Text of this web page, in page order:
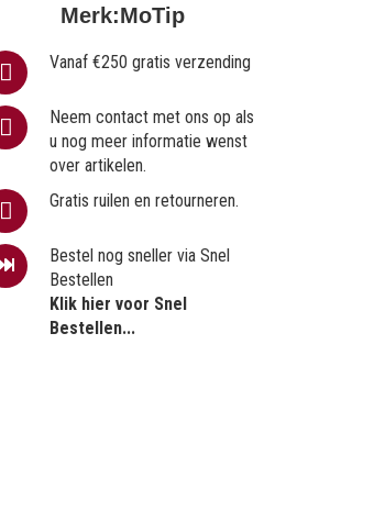
Merk:MoTip
Vanaf €250 gratis verzending
Neem contact met ons op als
u nog meer informatie wenst
over artikelen.
Gratis ruilen en retourneren.
Bestel nog sneller via Snel
Bestellen
Klik hier voor Snel
Bestellen...